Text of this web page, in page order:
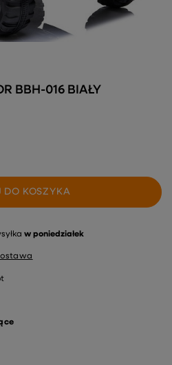
DO KOSZYKA
BBH-016 BIAŁY
w poniedziałek